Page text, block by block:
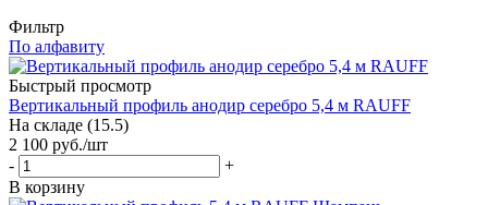
Фильтр
По алфавиту
Быстрый просмотр
Вертикальный профиль анодир серебро 5,4 м RAUFF
На складе (15.5)
2 100 руб./шт
-
+
В корзину